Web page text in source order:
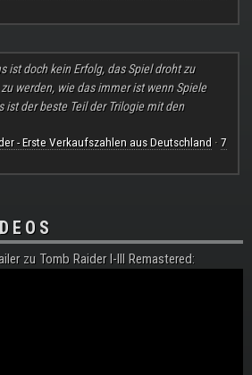
ist doch kein Erfolg, das Spiel droht zu
werden, wie das immer ist wenn Spiele
ist der beste Teil der Trilogie mit den
- Erste Verkaufszahlen aus Deutschland · 7
zu Tomb Raider I-III Remastered: